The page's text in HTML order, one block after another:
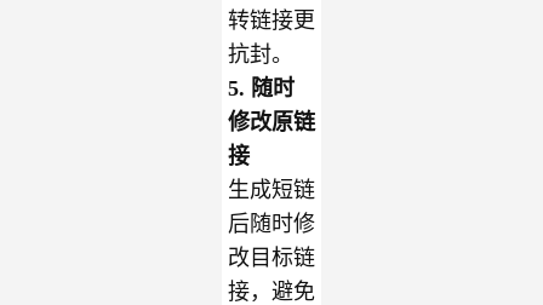
转链接更
抗封。
5. 随时
修改原链
接
生成短链
后随时修
改目标链
接，避免